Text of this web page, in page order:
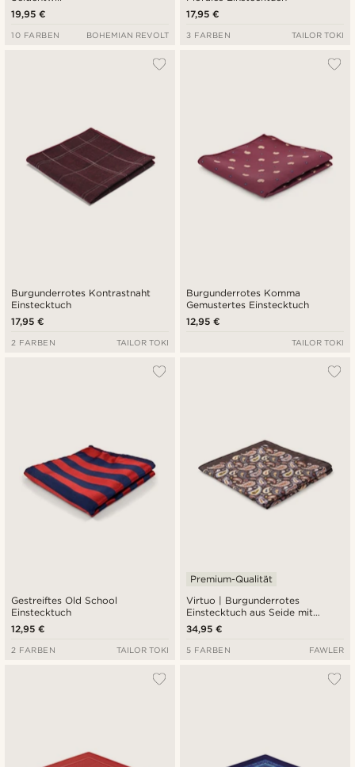
19,95 €
10 FARBEN BOHEMIAN REVOLT
17,95 €
3 FARBEN TAILOR TOKI
Burgunderrotes Kontrastnaht
Einstecktuch
17,95 €
2 FARBEN TAILOR TOKI
Burgunderrotes Komma
Gemustertes Einstecktuch
12,95 €
TAILOR TOKI
Gestreiftes Old School
Einstecktuch
12,95 €
2 FARBEN TAILOR TOKI
Virtuo | Burgunderrotes
Einstecktuch aus Seide mit
Paisleymuster
Premium-Qualität
34,95 €
5 FARBEN FAWLER